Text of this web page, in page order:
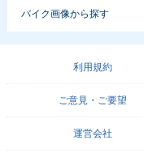
バイク画像から探す
利用規約
ご意見・ご要望
運営会社